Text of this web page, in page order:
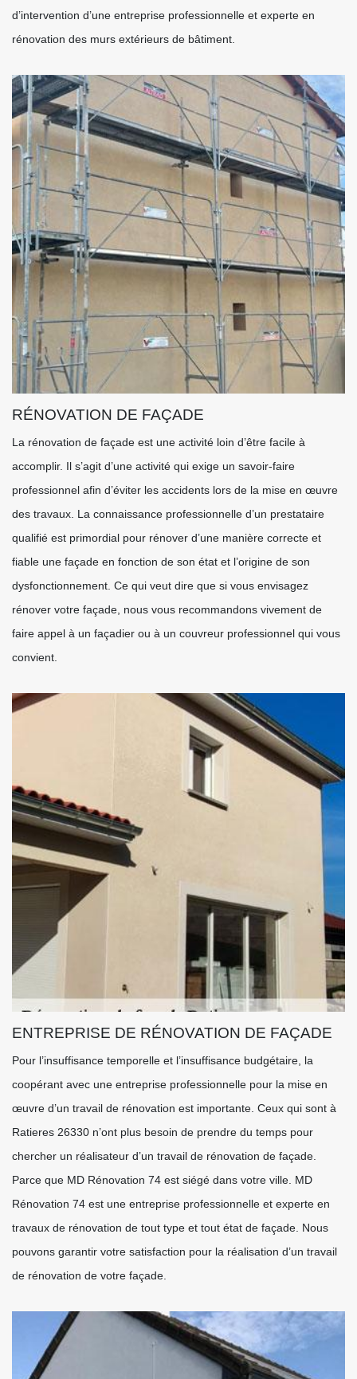
d’intervention d’une entreprise professionnelle et experte en
rénovation des murs extérieurs de bâtiment.
RÉNOVATION DE FAÇADE
La rénovation de façade est une activité loin d’être facile à
accomplir. Il s’agit d’une activité qui exige un savoir-faire
professionnel afin d’éviter les accidents lors de la mise en œuvre
des travaux. La connaissance professionnelle d’un prestataire
qualifié est primordial pour rénover d’une manière correcte et
fiable une façade en fonction de son état et l’origine de son
dysfonctionnement. Ce qui veut dire que si vous envisagez
rénover votre façade, nous vous recommandons vivement de
faire appel à un façadier ou à un couvreur professionnel qui vous
convient.
ENTREPRISE DE RÉNOVATION DE FAÇADE
Pour l’insuffisance temporelle et l’insuffisance budgétaire, la
coopérant avec une entreprise professionnelle pour la mise en
œuvre d’un travail de rénovation est importante. Ceux qui sont à
Ratieres 26330 n’ont plus besoin de prendre du temps pour
chercher un réalisateur d’un travail de rénovation de façade.
Parce que MD Rénovation 74 est siégé dans votre ville. MD
Rénovation 74 est une entreprise professionnelle et experte en
travaux de rénovation de tout type et tout état de façade. Nous
pouvons garantir votre satisfaction pour la réalisation d’un travail
de rénovation de votre façade.